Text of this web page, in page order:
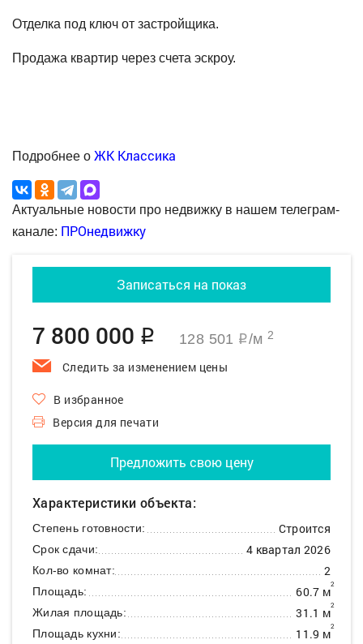
Отделка под ключ от застройщика.
Продажа квартир через счета эскроу.
Подробнее о ЖК Классика
Актуальные новости про недвижку в нашем телеграм-
канале: ПРОнедвижку
Записаться на показ
7 800 000 q 128 501 q/м 2
Следить за изменением цены
В избранное
Версия для печати
Предложить свою цену
Характеристики объекта:
Степень готовности: Строится
Срок сдачи: 4 квартал 2026
Кол-во комнат: 2
Площадь: 60.7 м2
Жилая площадь: 31.1 м2
Площадь кухни: 11.9 м2